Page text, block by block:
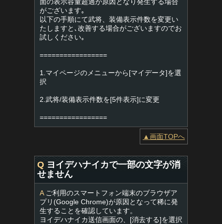
がございます｡
以下の手順にて武将、装備表示件数を変更い
たしますと､改善する場合がございますのでお
試しください｡
=================
1.マイページのメニューから[マイデータ]を選
択
2.武将/装備表示件数を[5件表示]に変更
=================
▲画面TOPへ
Q ヨイデハナイカで一部の文字が消
せません
Aご利用のスマートフォン端末のブラウザア
プリ(Google Chrome)が原因となって稀に発
生することを確認しています。
ヨイデハナイカ送信画面の、[消去する]を選択